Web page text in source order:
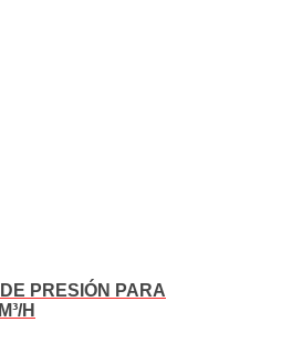
PRESIÓN PARA
H